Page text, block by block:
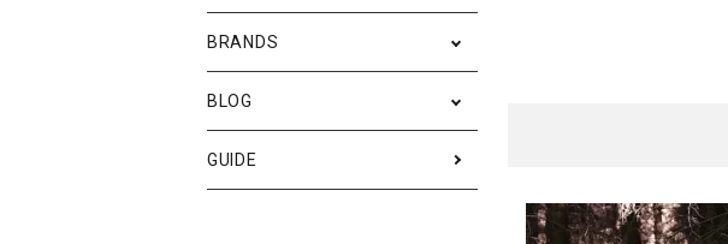
バッグ
メンズファッション
RESTOCK / 再入荷
Event
BRANDS
BLOG
GUIDE